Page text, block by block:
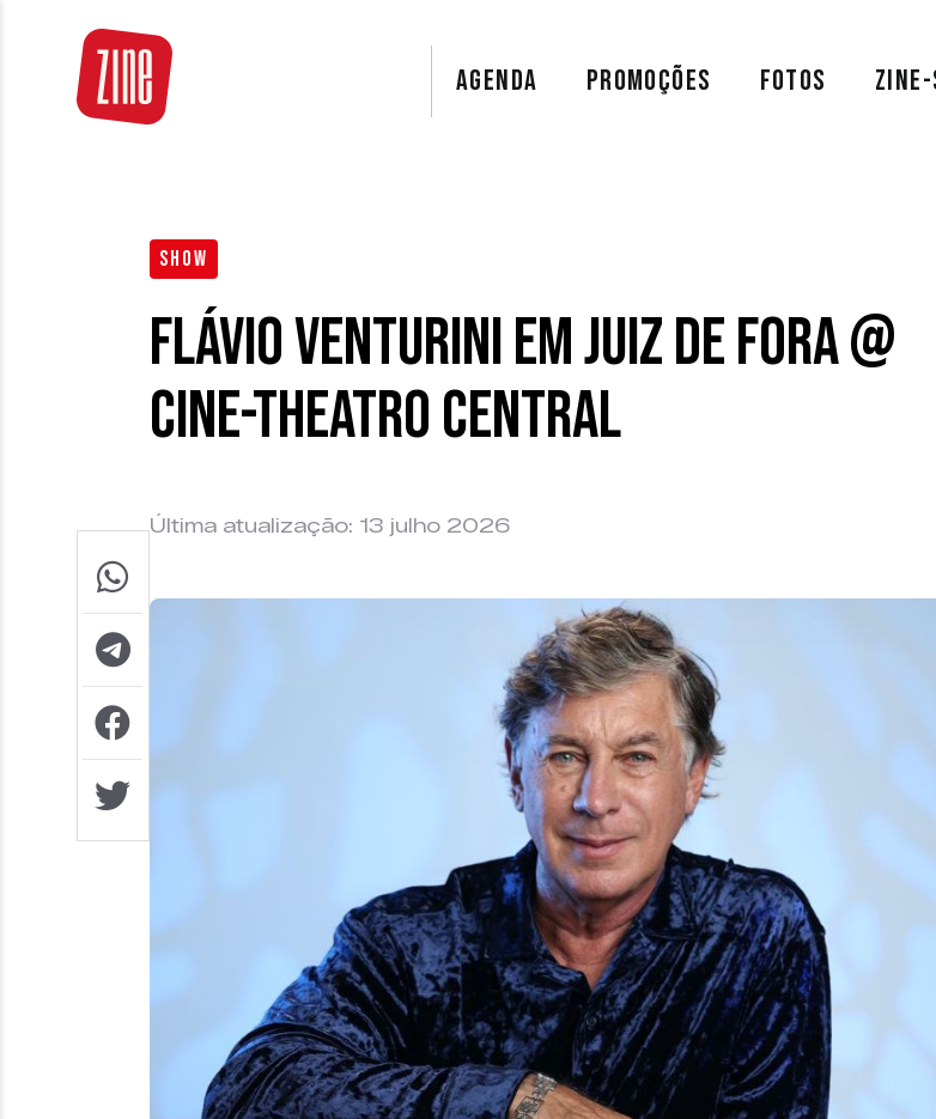
AGENDA PROMOÇÕES FOTOS ZINE-
SHOW
Flávio Venturini em Juiz de Fora @
Cine-Theatro Central
Última atualização: 13 julho 2026